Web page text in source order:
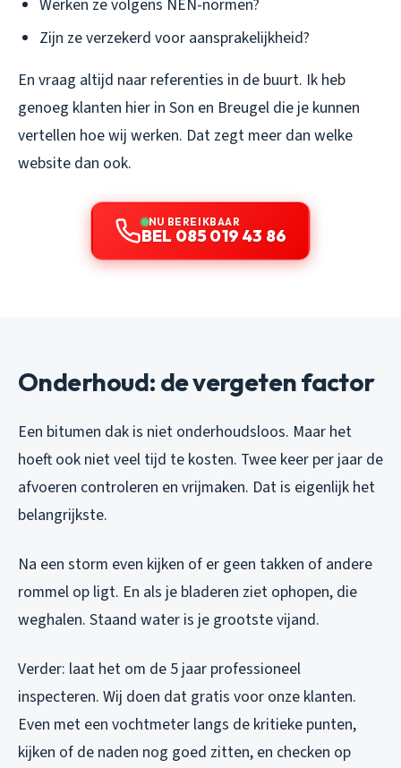
Werken ze volgens NEN-normen?
Zijn ze verzekerd voor aansprakelijkheid?
En vraag altijd naar referenties in de buurt. Ik heb
genoeg klanten hier in Son en Breugel die je kunnen
vertellen hoe wij werken. Dat zegt meer dan welke
website dan ook.
NU BEREIKBAAR
BEL 085 019 43 86
Onderhoud: de vergeten factor
Een bitumen dak is niet onderhoudsloos. Maar het
hoeft ook niet veel tijd te kosten. Twee keer per jaar de
afvoeren controleren en vrijmaken. Dat is eigenlijk het
belangrijkste.
Na een storm even kijken of er geen takken of andere
rommel op ligt. En als je bladeren ziet ophopen, die
weghalen. Staand water is je grootste vijand.
Verder: laat het om de 5 jaar professioneel
inspecteren. Wij doen dat gratis voor onze klanten.
Even met een vochtmeter langs de kritieke punten,
kijken of de naden nog goed zitten, en checken op